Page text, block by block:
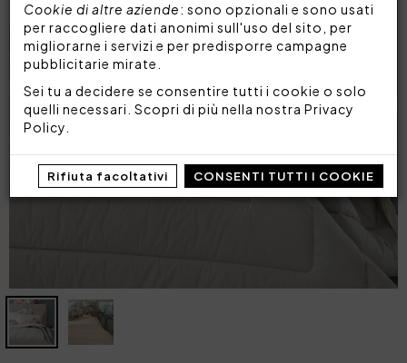
Cookie di altre aziende: sono opzionali e sono usati
per raccogliere dati anonimi sull'uso del sito, per
migliorarne i servizi e per predisporre campagne
pubblicitarie mirate.
Sei tu a decidere se consentire tutti i cookie o solo
quelli necessari. Scopri di più nella nostra Privacy
Policy
Rifiuta facoltativi CONSENTI TUTTI I COOKIE